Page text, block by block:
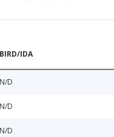
BIRD/IDA
N/D
N/D
N/D